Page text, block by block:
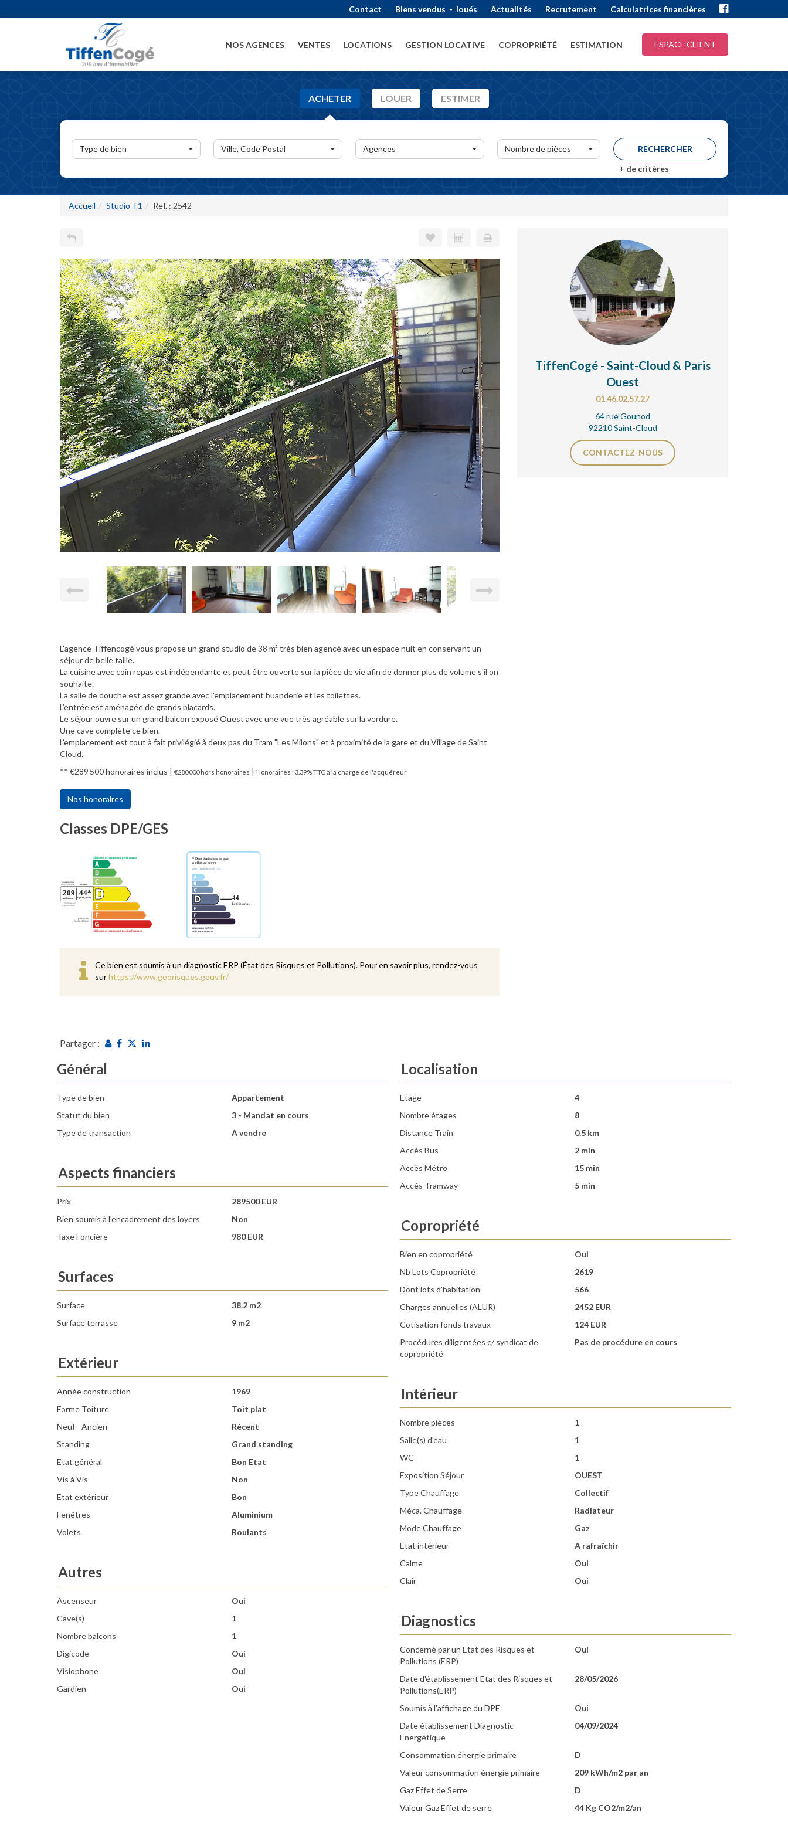
Contact Biens vendus - loués Actualités Recrutement Calculatrices financières
NOS AGENCES VENTES LOCATIONS GESTION LOCATIVE COPROPRIÉTÉ ESTIMATION ESPACE CLIENT
ACHETER LOUER ESTIMER
Type de bien Ville, Code Postal Agences
Nombre de pièces
+ de critères
Accueil Studio T1 Ref. : 2542
L'agence Tiffencogé vous propose un grand studio de 38 m² très bien agencé avec un espace nuit en conservant un
séjour de belle taille.
La cuisine avec coin repas est indépendante et peut être ouverte sur la pièce de vie afin de donner plus de volume s'il on
souhaite.
La salle de douche est assez grande avec l'emplacement buanderie et les toilettes.
L'entrée est aménagée de grands placards.
Le séjour ouvre sur un grand balcon exposé Ouest avec une vue très agréable sur la verdure.
Une cave complète ce bien.
L'emplacement est tout à fait privilégié à deux pas du Tram "Les Milons" et à proximité de la gare et du Village de Saint
Cloud.
** €289 500honoraires inclus | €280 000 hors honoraires | Honoraires : 3.39% TTC à la charge de l'acquéreur
Nos honoraires
Classes DPE/GES
Ce bien est soumis à un diagnostic ERP (État des Risques et Pollutions). Pour en savoir plus, rendez-vous
surhttps://www.georisques.gouv.fr/
Partager :
TiffenCogé - Saint-Cloud & Paris
Ouest
01.46.02.57.27
64 rue Gounod
92210 Saint-Cloud
CONTACTEZ-NOUS
Général
Type de bien
Appartement
Statut du bien
3 - Mandat en cours
Type de transaction
A vendre
Localisation
Etage
4
Nombre étages
8
Distance Train
0.5 km
Accès Bus
2 min
Accès Métro
15 min
Accès Tramway
5 min
Aspects financiers
Prix
289500 EUR
Bien soumis à l'encadrement des loyers
Non
Taxe Foncière
980 EUR
Copropriété
Bien en copropriété
Oui
Nb Lots Copropriété
2619
Dont lots d'habitation
566
Charges annuelles (ALUR)
2452 EUR
Cotisation fonds travaux
124 EUR
Procédures diligentées c/ syndicat de
copropriété
Pas de procédure en cours
Surfaces
Surface
38.2 m2
Surface terrasse
9 m2
Extérieur
Année construction
1969
Forme Toiture
Toit plat
Neuf - Ancien
Récent
Standing
Grand standing
Etat général
Bon Etat
Vis à Vis
Non
Etat extérieur
Bon
Fenêtres
Aluminium
Volets
Roulants
Intérieur
Nombre pièces
1
Salle(s) d'eau
1
WC
1
Exposition Séjour
OUEST
Type Chauffage
Collectif
Méca. Chauffage
Radiateur
Mode Chauffage
Gaz
Etat intérieur
A rafraîchir
Calme
Oui
Clair
Oui
Autres
Ascenseur
Oui
Cave(s)
1
Nombre balcons
1
Digicode
Oui
Visiophone
Oui
Gardien
Oui
Diagnostics
Concerné par un Etat des Risques et
Pollutions (ERP)
Oui
Date d'établissement Etat des Risques et
Pollutions(ERP)
28/05/2026
Soumis à l'affichage du DPE
Oui
Date établissement Diagnostic
Energétique
04/09/2024
Consommation énergie primaire
D
Valeur consommation énergie primaire
209 kWh/m2 par an
Gaz Effet de Serre
D
Valeur Gaz Effet de serre
44 Kg CO2/m2/an